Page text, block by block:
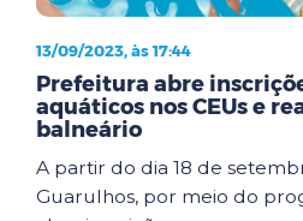
13/09/2023, às 17:44
Prefeitura abre
aquáticos nos CEUs e
balneário
A partir do dia 18 de
Guarulhos, por meio do